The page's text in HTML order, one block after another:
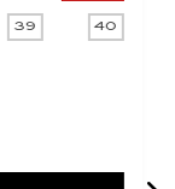
39 40